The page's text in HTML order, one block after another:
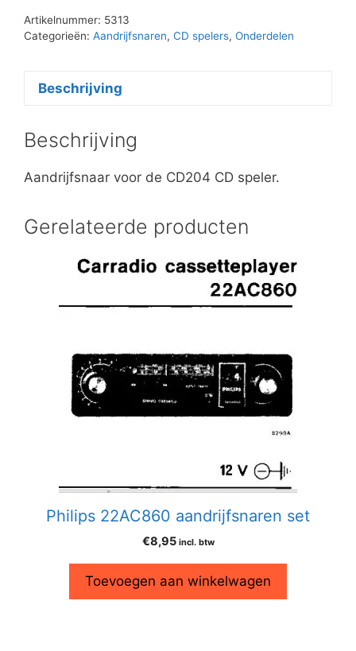
Artikelnummer: 5313
Categorieën: Aandrijfsnaren, CD spelers, Onderdelen
Beschrijving
Beschrijving
Aandrijfsnaar voor de CD204 CD speler.
Gerelateerde producten
Philips 22AC860 aandrijfsnaren set
€8,95 incl. btw
Toevoegen aan winkelwagen